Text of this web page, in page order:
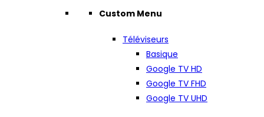
Custom Menu
Téléviseurs
Basique
Google TV HD
Google TV FHD
Google TV UHD